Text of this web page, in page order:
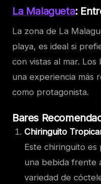
La Malagueta:
La zona de La
playa, es ideal si
con vistas al mar.
una experiencia más
como protagonista.
Bares
Chiringuito
Este chiringuito
una bebida frente
variedad de